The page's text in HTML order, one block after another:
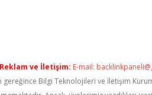
Reklam ve İletişim: E-mail:
gereğince Bilgi Teknolojileri ve İletişim